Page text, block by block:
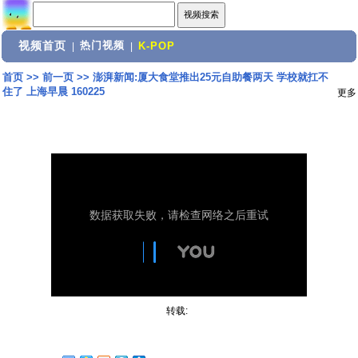
视频首页 热门视频 K-POP
首页>> 前一页>> 澎湃新闻:厦大食堂推出25元自助餐两天 学校就扛不
住了 上海早晨 160225
更多
转载: